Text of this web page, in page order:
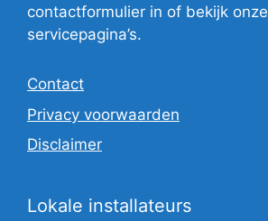
contactformulier in of bekijk onze
servicepagina’s.
Contact
Privacy voorwaarden
Disclaimer
Lokale installateurs